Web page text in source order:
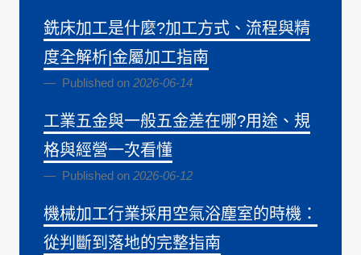
銑床加工是什麼?加工方式、流程與精
度全解析|金屬加工指南
Published on 2026-06-14
工業五金與一般五金差在哪?用途、規
格與經營一次看懂
Published on 2026-06-12
機械加工行業採用空氣浴塵室的時機：
從判斷到落地的完整指南